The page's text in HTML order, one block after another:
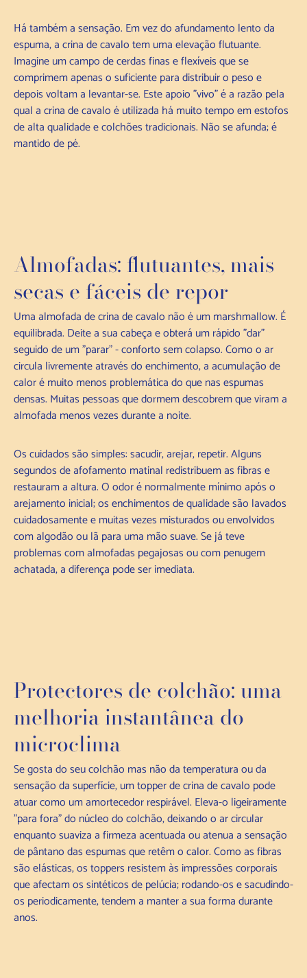
Há também a sensação. Em vez do afundamento lento da
espuma, a crina de cavalo tem uma elevação flutuante.
Imagine um campo de cerdas finas e flexíveis que se
comprimem apenas o suficiente para distribuir o peso e
depois voltam a levantar-se. Este apoio "vivo" é a razão pela
qual a crina de cavalo é utilizada há muito tempo em estofos
de alta qualidade e colchões tradicionais. Não se afunda; é
mantido de pé.
Almofadas: flutuantes, mais
secas e fáceis de repor
Uma almofada de crina de cavalo não é um marshmallow. É
equilibrada. Deite a sua cabeça e obterá um rápido "dar"
seguido de um "parar" - conforto sem colapso. Como o ar
circula livremente através do enchimento, a acumulação de
calor é muito menos problemática do que nas espumas
densas. Muitas pessoas que dormem descobrem que viram a
almofada menos vezes durante a noite.
Os cuidados são simples: sacudir, arejar, repetir. Alguns
segundos de afofamento matinal redistribuem as fibras e
restauram a altura. O odor é normalmente mínimo após o
arejamento inicial; os enchimentos de qualidade são lavados
cuidadosamente e muitas vezes misturados ou envolvidos
com algodão ou lã para uma mão suave. Se já teve
problemas com almofadas pegajosas ou com penugem
achatada, a diferença pode ser imediata.
Protectores de colchão: uma
melhoria instantânea do
microclima
Se gosta do seu colchão mas não da temperatura ou da
sensação da superfície, um topper de crina de cavalo pode
atuar como um amortecedor respirável. Eleva-o ligeiramente
"para fora" do núcleo do colchão, deixando o ar circular
enquanto suaviza a firmeza acentuada ou atenua a sensação
de pântano das espumas que retêm o calor. Como as fibras
são elásticas, os toppers resistem às impressões corporais
que afectam os sintéticos de pelúcia; rodando-os e sacudindo-
os periodicamente, tendem a manter a sua forma durante
anos.